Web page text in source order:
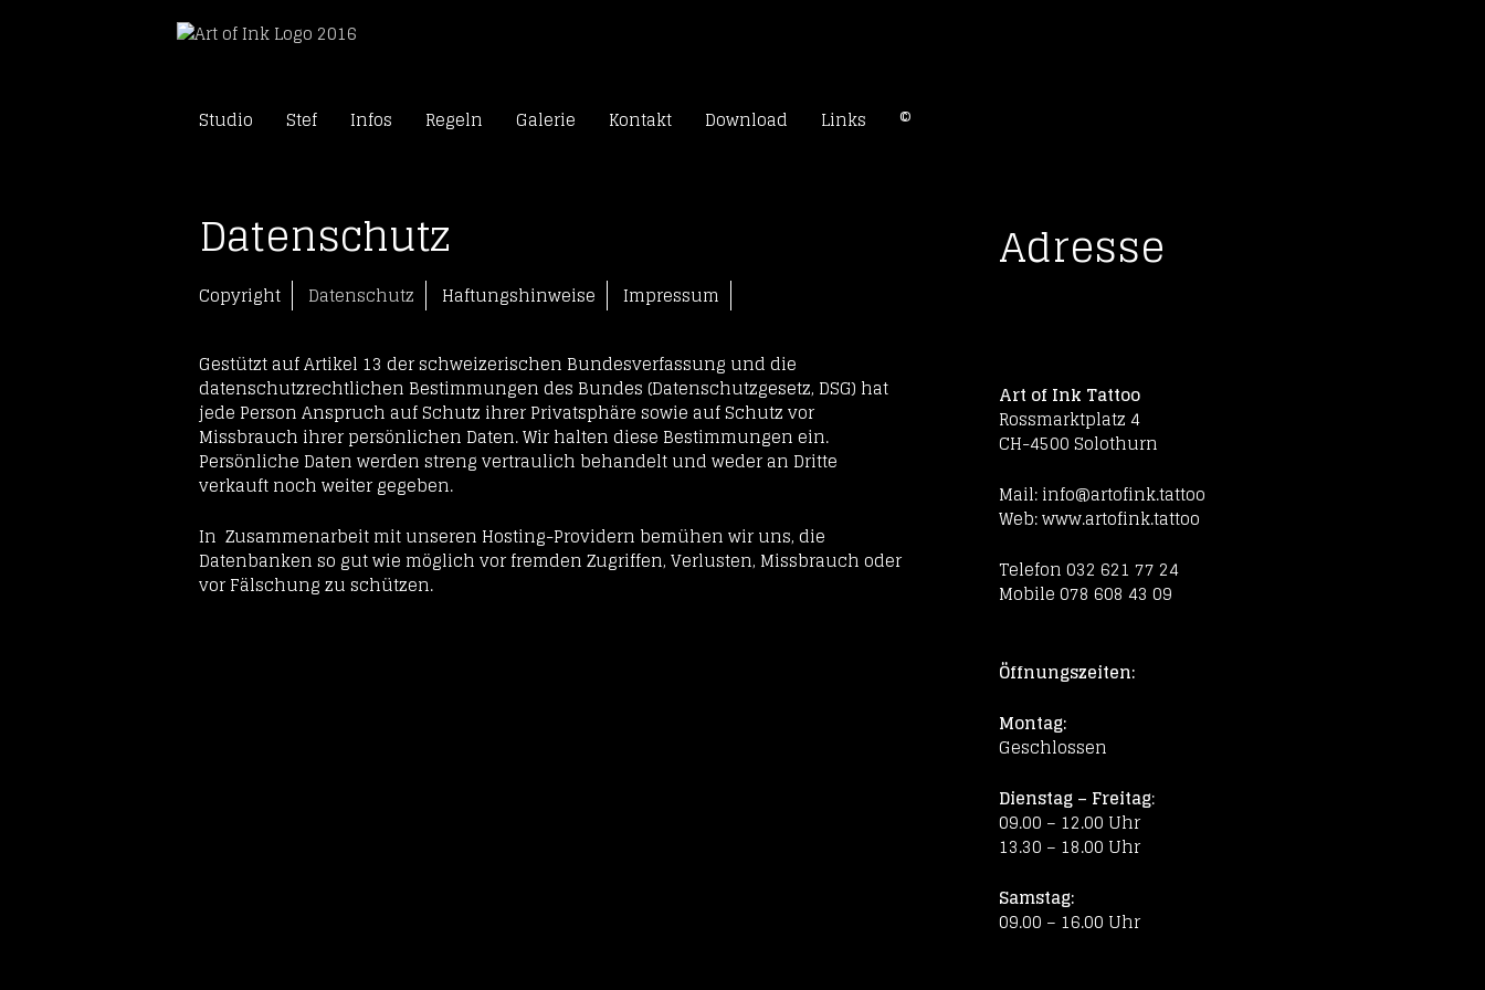
Art of Ink
Tattoo Studio Solothurn
Skip
Studio Stef Infos Regeln Galerie Kontakt Download Links ©
Datenschutz
Copyright Datenschutz Haftungshinweise Impressum
Gestützt auf Artikel 13 der schweizerischen Bundesverfassung und die
datenschutzrechtlichen Bestimmungen des Bundes (Datenschutzgesetz, DSG) hat
jede Person Anspruch auf Schutz ihrer Privatsphäre sowie auf Schutz vor
Missbrauch ihrer persönlichen Daten. Wir halten diese Bestimmungen ein.
Persönliche Daten werden streng vertraulich behandelt und weder an Dritte
verkauft noch weiter gegeben.
In Zusammenarbeit mit unseren Hosting-Providern bemühen wir uns, die
Datenbanken so gut wie möglich vor fremden Zugriffen, Verlusten, Missbrauch oder
vor Fälschung zu schützen.
Adresse
Art of Ink Tattoo
Rossmarktplatz 4
CH-4500 Solothurn
Mail:info@artofink.tattoo
Web:www.artofink.tattoo
Telefon 032 621 77 24
Mobile 078 608 43 09
Öffnungszeiten:
Montag:
Geschlossen
Dienstag – Freitag:
09.00 – 12.00 Uhr
13.30 – 18.00 Uhr
Samstag:
09.00 – 16.00 Uhr